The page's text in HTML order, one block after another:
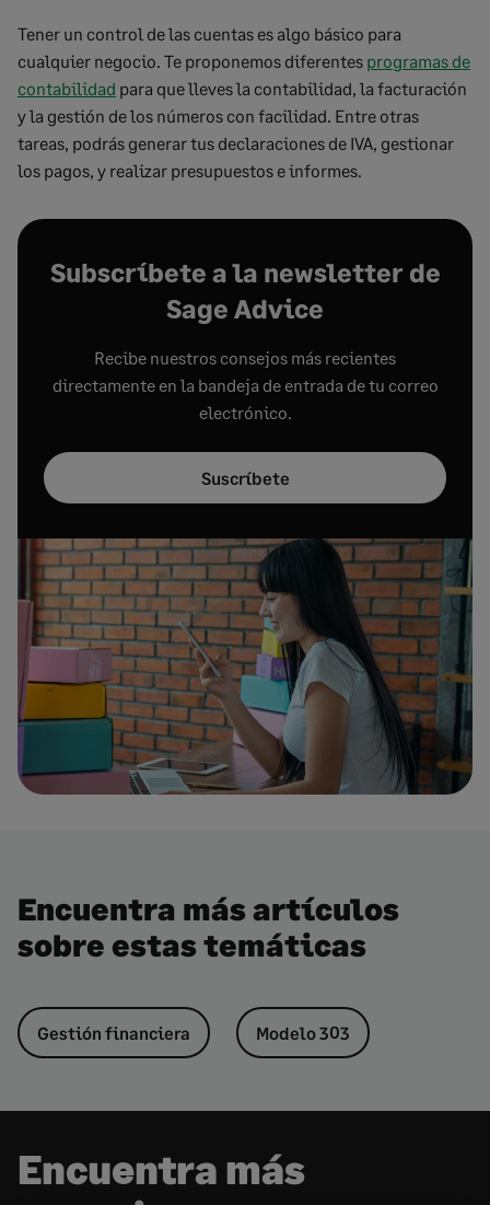
Tener un control de las cuentas es algo básico para
cualquier negocio. Te proponemos diferentes programas de
contabilidad para que lleves la contabilidad, la facturación
y la gestión de los números con facilidad. Entre otras
tareas, podrás generar tus declaraciones de IVA, gestionar
los pagos, y realizar presupuestos e informes.
Subscríbete a la newsletter de
Sage Advice
Recibe nuestros consejos más recientes
directamente en la bandeja de entrada de tu correo
electrónico.
Suscríbete
Encuentra más artículos
sobre estas temáticas
Gestión financiera Modelo 303
Encuentra más